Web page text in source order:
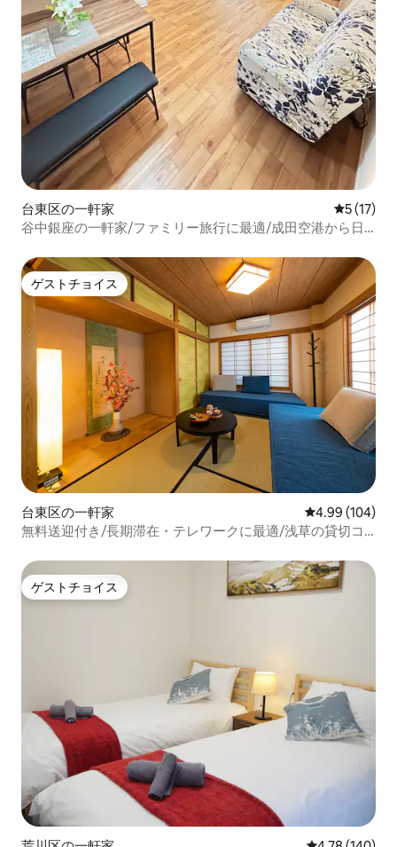
台東区の一軒家 レビュー
5 (17)
谷中銀座の一軒家/ファミリー旅行に最適/成田空港から日
原、新宿へ直通
ゲストチョイス
ゲストチョイス
台東区の一軒家 レビュー104
4.99 (104)
無料送迎付き/長期滞在・テレワークに最適/浅草の貸切コ
ゲストチョイス
ゲストチョイス